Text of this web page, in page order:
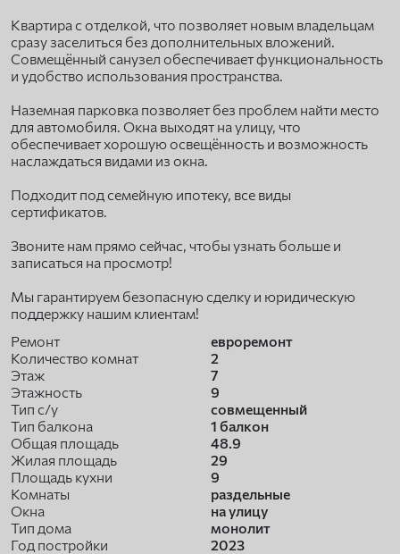
Квартира с отделкой, что позволяет новым владельцам
сразу заселиться без дополнительных вложений.
Совмещённый санузел обеспечивает функциональность
и удобство использования пространства.
Наземная парковка позволяет без проблем найти место
для автомобиля. Окна выходят на улицу, что
обеспечивает хорошую освещённость и возможность
наслаждаться видами из окна.
Подходит под семейную ипотеку, все виды
сертификатов.
Звоните нам прямо сейчас, чтобы узнать больше и
записаться на просмотр!
Мы гарантируем безопасную сделку и юридическую
поддержку нашим клиентам!
Ремонт
евроремонт
Количество комнат
2
Этаж
7
Этажность
9
Тип с/у
совмещенный
Тип балкона
1 балкон
Общая площадь
48.9
Жилая площадь
29
Площадь кухни
9
Комнаты
раздельные
Окна
на улицу
Тип дома
монолит
Год постройки
2023